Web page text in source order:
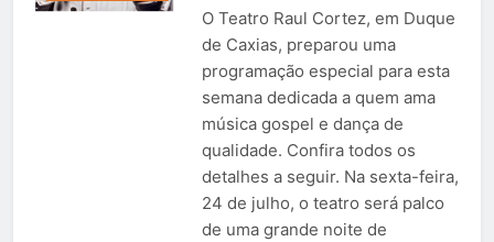
O Teatro Raul Cortez, em Duque
de Caxias, preparou uma
programação especial para esta
semana dedicada a quem ama
música gospel e dança de
qualidade. Confira todos os
detalhes a seguir. Na sexta-feira,
24 de julho, o teatro será palco
de uma grande noite de